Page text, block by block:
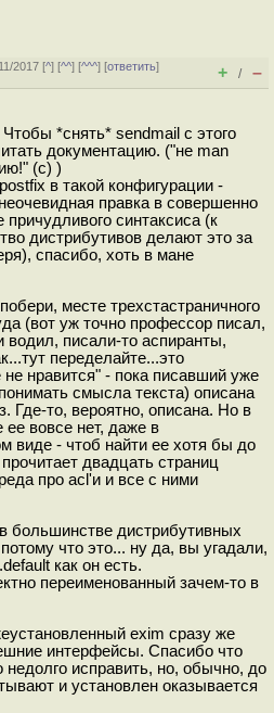
2017 [^] [^^] [^^^] [ответить]
+ / –
*снять* sendmail с этого
документацию. ("не man
(c) )
в такой конфигурации -
правка в совершенно
синтаксиса (к
дистрибутивов делают это за
спасибо, хоть в мане
месте трехстастраничного
(вот уж точно профессор писал,
водил, писали-то аспиранты,
переделайте...это
не нравится" - пока писавший уже
смысла текста) описана
Где-то, вероятно, описана. Но в
вовсе нет, даже в
виде - чтоб найти ее хотя бы до
двадцать страниц
про acl'и и все с ними
большинстве дистрибутивных
что это... ну да, вы угадали,
как он есть.
переименованный зачем-то в
exim сразу же
интерфейсы. Спасибо что
недолго исправить, но, обычно, до
и установлен оказывается